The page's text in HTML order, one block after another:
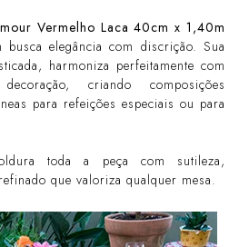
Vermelho Laca 40cm x 1,40m
elegância com discrição. Sua
harmoniza perfeitamente com
criando composições
para refeições especiais ou para
toda a peça com sutileza,
que valoriza qualquer mesa.